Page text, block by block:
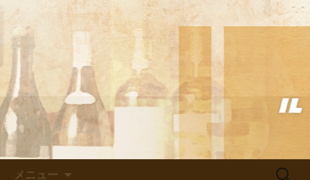
武蔵小杉の美味しいイタリアン
「イルヴェント」のブログ
武蔵小杉の美味しいイタリアン「イル
ヴェント」のブログ
メニュー
検